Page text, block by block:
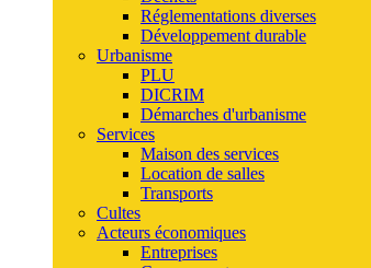
Réglementations diverses
Développement durable
Urbanisme
PLU
DICRIM
Démarches d'urbanisme
Services
Maison des services
Location de salles
Transports
Cultes
Acteurs économiques
Entreprises